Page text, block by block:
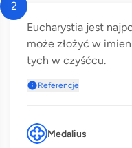
2
Eucharystia jest
może złożyć w
tych w czyśćcu.
Referencje
Medalius